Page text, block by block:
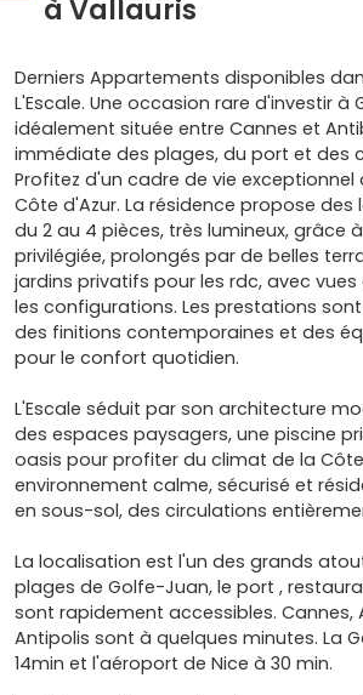
à Vallauris
Derniers Appartements disponibles
L'Escale. Une occasion rare d'investir à
idéalement située entre Cannes et
immédiate des plages, du port et des
Profitez d'un cadre de vie exceptionnel
Côte d'Azur. La résidence propose
du 2 au 4 pièces, très lumineux, grâce
privilégiée, prolongés par de belles
jardins privatifs pour les rdc, avec
les configurations. Les prestations
des finitions contemporaines et des
pour le confort quotidien.
L'Escale séduit par son architecture
des espaces paysagers, une piscine
oasis pour profiter du climat de la Côte
environnement calme, sécurisé et
en sous-sol, des circulations
La localisation est l'un des grands
plages de Golfe-Juan, le port ,
sont rapidement accessibles. Cannes,
Antipolis sont à quelques minutes. La
14min et l'aéroport de Nice à 30 min.